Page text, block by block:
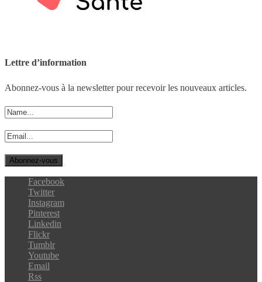
Lettre d’information
Abonnez-vous à la newsletter pour recevoir les nouveaux articles.
Facebook
Twitter
Instagram
Pinterest
Linkedin
Flickr
Tumblr
Youtube
Email
Rss